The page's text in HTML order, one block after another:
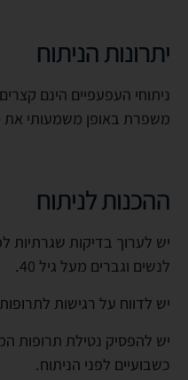
יתרונות הניתוח
ניתוחי העפעפיים הינם
משפרת באופן משמעותי את
ההכנות לניתוח
יש לערוך בדיקות שגרתיות
לנשים וגברים מעל גיל 40.
יש לדווח על רגישות
יש להפסיק נטילת תרופות
כשבועיים לפני הניתוח.